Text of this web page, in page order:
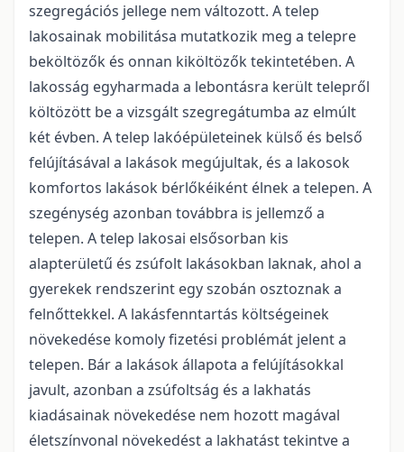
szegregációs jellege nem változott. A telep
lakosainak mobilitása mutatkozik meg a telepre
beköltözők és onnan kiköltözők tekintetében. A
lakosság egyharmada a lebontásra került telepről
költözött be a vizsgált szegregátumba az elmúlt
két évben. A telep lakóépületeinek külső és belső
felújításával a lakások megújultak, és a lakosok
komfortos lakások bérlőkéiként élnek a telepen. A
szegénység azonban továbbra is jellemző a
telepen. A telep lakosai elsősorban kis
alapterületű és zsúfolt lakásokban laknak, ahol a
gyerekek rendszerint egy szobán osztoznak a
felnőttekkel. A lakásfenntartás költségeinek
növekedése komoly fizetési problémát jelent a
telepen. Bár a lakások állapota a felújításokkal
javult, azonban a zsúfoltság és a lakhatás
kiadásainak növekedése nem hozott magával
életszínvonal növekedést a lakhatást tekintve a